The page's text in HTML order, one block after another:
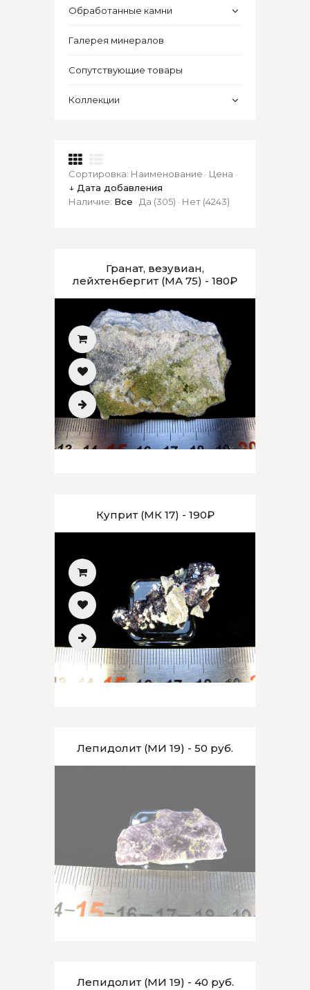
Обработанные камни
Галерея минералов
Сопутствующие товары
Коллекции
Сортировка: Наименование · Цена ·
↓ Дата добавления
Наличие: Все · Да (305) · Нет (4243)
Гранат, везувиан,
лейхтенбергит (МА 75) - 180₽
Куприт (МК 17) - 190₽
Лепидолит (МИ 19) - 50 руб.
Лепидолит (МИ 19) - 40 руб.